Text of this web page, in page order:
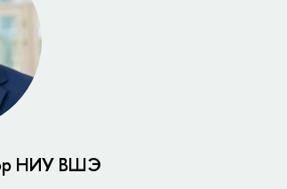
НИУ ВШЭ